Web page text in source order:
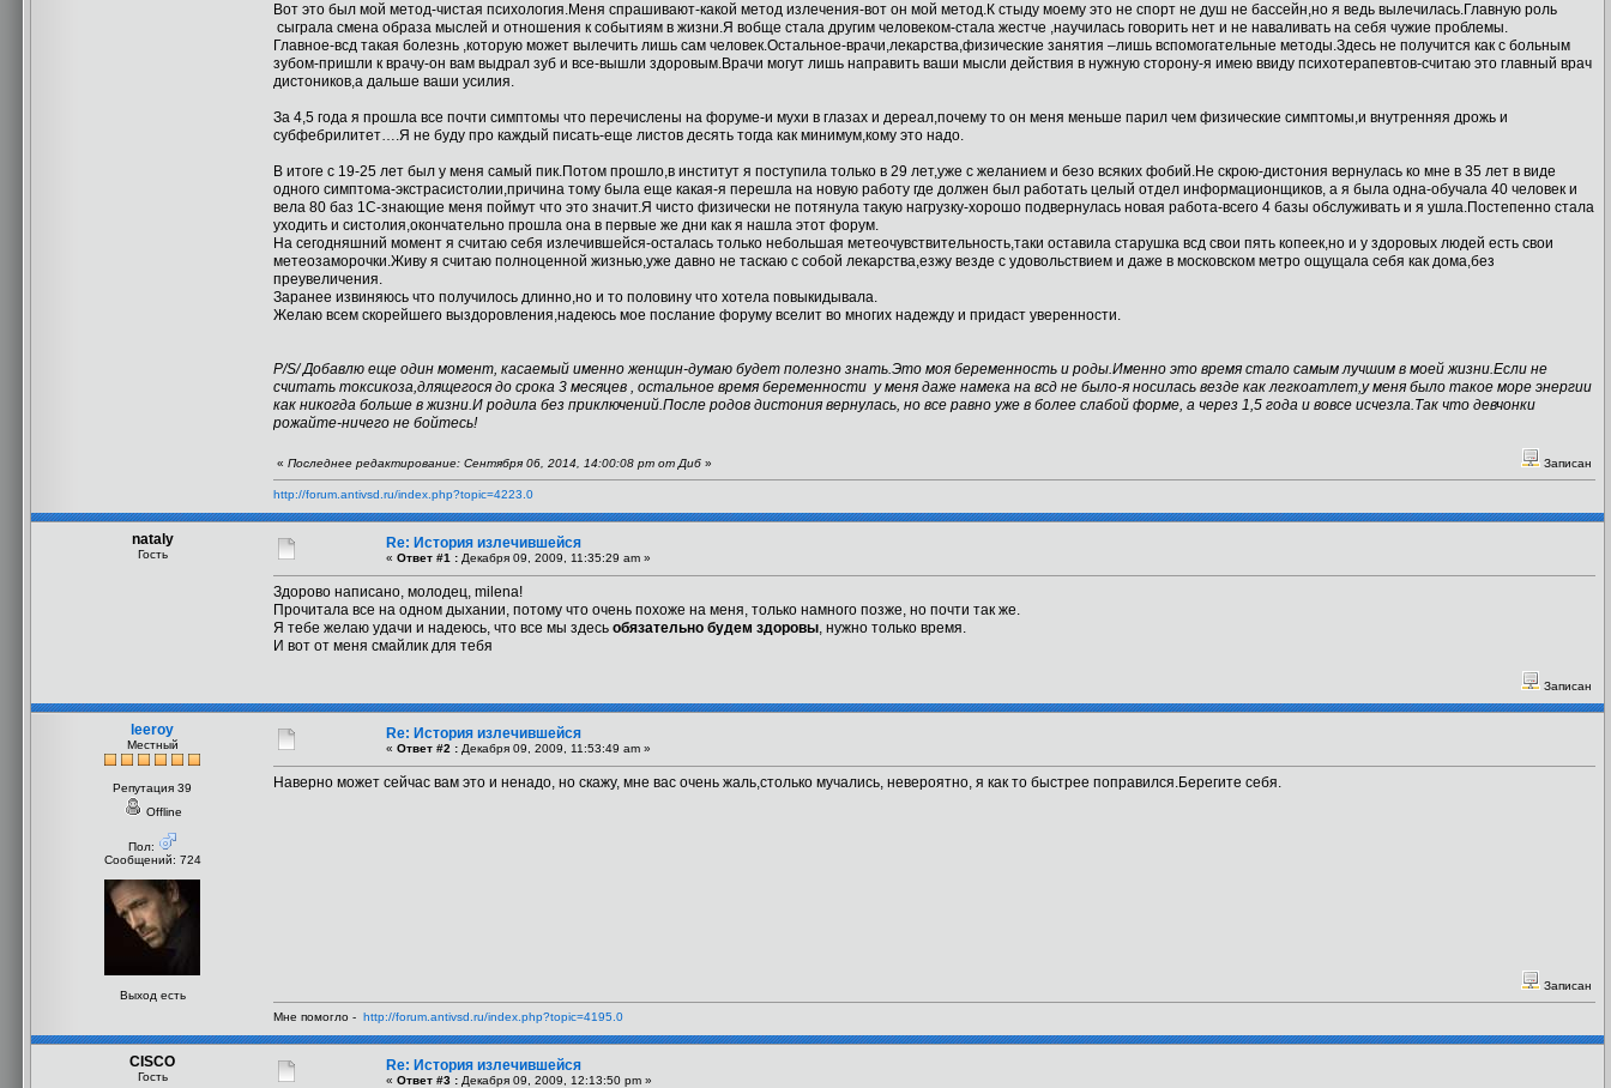
Вот это был мой метод-чистая психология.Меня спрашивают-какой метод излечения-вот он мой метод.К стыду моему это не спорт не душ не бассейн,но я ведь вылечилась.Главную роль
сыграла смена образа мыслей и отношения к событиям в жизни.Я вобще стала другим человеком-стала жестче ,научилась говорить нет и не наваливать на себя чужие проблемы.
Главное-всд такая болезнь ,которую может вылечить лишь сам человек.Остальное-врачи,лекарства,физические занятия –лишь вспомогательные методы.Здесь не получится как с больным
зубом-пришли к врачу-он вам выдрал зуб и все-вышли здоровым.Врачи могут лишь направить ваши мысли действия в нужную сторону-я имею ввиду психотерапевтов-считаю это главный врач
дистоников,а дальше ваши усилия.
За 4,5 года я прошла все почти симптомы что перечислены на форуме-и мухи в глазах и дереал,почему то он меня меньше парил чем физические симптомы,и внутренняя дрожь и
субфебрилитет….Я не буду про каждый писать-еще листов десять тогда как минимум,кому это надо.
В итоге с 19-25 лет был у меня самый пик.Потом прошло,в институт я поступила только в 29 лет,уже с желанием и безо всяких фобий.Не скрою-дистония вернулась ко мне в 35 лет в виде
одного симптома-экстрасистолии,причина тому была еще какая-я перешла на новую работу где должен был работать целый отдел информационщиков, а я была одна-обучала 40 человек и
вела 80 баз 1С-знающие меня поймут что это значит.Я чисто физически не потянула такую нагрузку-хорошо подвернулась новая работа-всего 4 базы обслуживать и я ушла.Постепенно стала
уходить и систолия,окончательно прошла она в первые же дни как я нашла этот форум.
На сегодняшний момент я считаю себя излечившейся-осталась только небольшая метеочувствительность,таки оставила старушка всд свои пять копеек,но и у здоровых людей есть свои
метеозаморочки.Живу я считаю полноценной жизнью,уже давно не таскаю с собой лекарства,езжу везде с удовольствием и даже в московском метро ощущала себя как дома,без
преувеличения.
Заранее извиняюсь что получилось длинно,но и то половину что хотела повыкидывала.
Желаю всем скорейшего выздоровления,надеюсь мое послание форуму вселит во многих надежду и придаст уверенности.
P/S/ Добавлю еще один момент, касаемый именно женщин-думаю будет полезно знать.Это моя беременность и роды.Именно это время стало самым лучшим в моей жизни.Если не
считать токсикоза,длящегося до срока 3 месяцев , остальное время беременности у меня даже намека на всд не было-я носилась везде как легкоатлет,у меня было такое море энергии
как никогда больше в жизни.И родила без приключений.После родов дистония вернулась, но все равно уже в более слабой форме, а через 1,5 года и вовсе исчезла.Так что девчонки
рожайте-ничего не бойтесь!
« Последнее редактирование: Сентября 06, 2014, 14:00:08 pm от Диб » Записан
http://forum.antivsd.ru/index.php?topic=4223.0
nataly
Гость
Re: История излечившейся
« Ответ #1 : Декабря 09, 2009, 11:35:29 am »
Здорово написано, молодец, milena!
Прочитала все на одном дыхании, потому что очень похоже на меня, только намного позже, но почти так же.
Я тебе желаю удачи и надеюсь, что все мы здесь обязательно будем здоровы, нужно только время.
И вот от меня смайлик для тебя
Записан
leeroy
Местный
Репутация 39
Offline
Пол:
Сообщений: 724
Выход есть
Re: История излечившейся
« Ответ #2 : Декабря 09, 2009, 11:53:49 am »
Наверно может сейчас вам это и ненадо, но скажу, мне вас очень жаль,столько мучались, невероятно, я как то быстрее поправился.Берегите себя.
Записан
Мне помогло - http://forum.antivsd.ru/index.php?topic=4195.0
CISCO
Гость
Re: История излечившейся
« Ответ #3 : Декабря 09, 2009, 12:13:50 pm »